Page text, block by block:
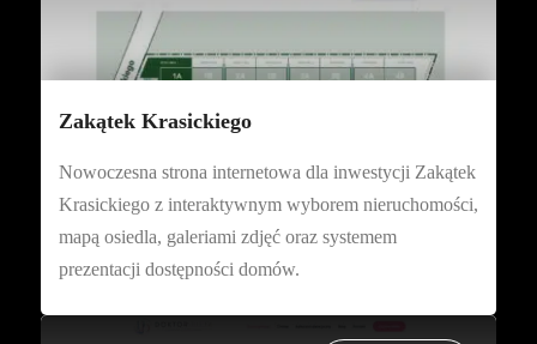
Zakątek Krasickiego
Nowoczesna strona internetowa dla inwestycji Zakątek
Krasickiego z interaktywnym wyborem nieruchomości,
mapą osiedla, galeriami zdjęć oraz systemem
prezentacji dostępności domów.